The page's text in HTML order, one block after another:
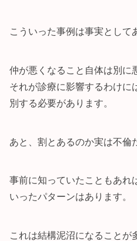
こういった事例は事実として
仲が悪くなること自体は別に
それが診療に影響するわけに
別する必要があります。
あと、割とあるのか実は不倫
事前に知っていたこともあれ
いったパターンはあります。
これは結構泥沼になることが